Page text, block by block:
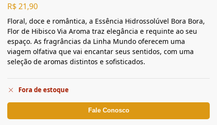
R$21,90
Floral, doce e romântica, a Essência Hidrossolúvel Bora Bora,
Flor de Hibisco Via Aroma traz elegância e requinte ao seu
espaço. As fragrâncias da Linha Mundo oferecem uma
viagem olfativa que vai encantar seus sentidos, com uma
seleção de aromas distintos e sofisticados.
Fora de estoque
Fale Conosco